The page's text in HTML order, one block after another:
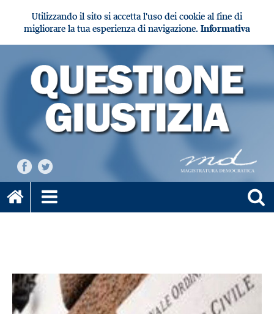
Utilizzando il sito si accetta l'uso dei cookie al fine di
migliorare la tua esperienza di navigazione. Informativa